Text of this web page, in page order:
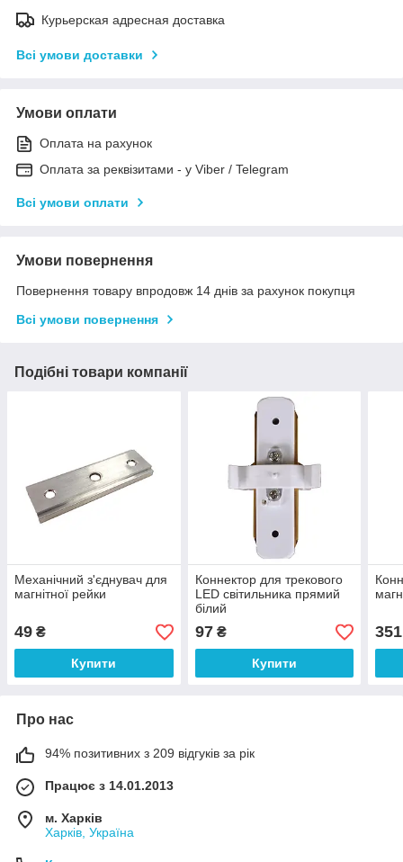
Курьерская адресная доставка
Всі умови доставки
Умови оплати
Оплата на рахунок
Оплата за реквізитами - у Viber / Telegram
Всі умови оплати
Умови повернення
Повернення товару впродовж 14 днів за рахунок покупця
Всі умови повернення
Подібні товари компанії
Механічний з'єднувач для
магнітної рейки
49 ₴
Купити
Коннектор для трекового
LED світильника прямий
білий
97₴
Купити
351
Про нас
94% позитивних з 209 відгуків за рік
Працює з 14.01.2013
м. Харків
Харків, Україна